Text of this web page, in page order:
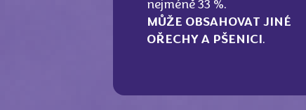
nejméně 33 %.
MŮŽE OBSAHOVAT JINÉ
OŘECHY A PŠENICI .